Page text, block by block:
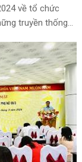
về tổ chức
truyền thống